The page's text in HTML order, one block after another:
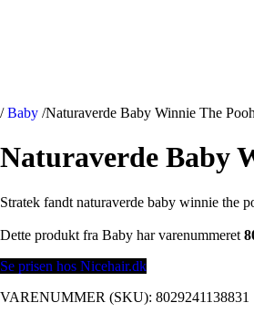
/ Baby /Naturaverde Baby Winnie The
Naturaverde Baby
Stratek fandt naturaverde baby winnie the
Dette produkt fra Baby har varenummeret
Se prisen hos Nicehair.dk
VARENUMMER (SKU): 8029241138831